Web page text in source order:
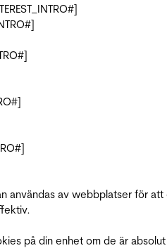
användas av webbplatser för att
på din enhet om de är absolut